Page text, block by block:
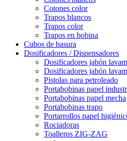
Cotones color
Trapos blancos
Trapos color
Trapos en bobina
Cubos de basura
Dosificadores / Dispensadores
Dosificadores jabón
Dosificadores jabón
Pistolas para petroleado
Portabobinas papel
Portabobinas papel mecha
Portabobinas trapo
Portarrollos papel
Rociadoras
Toalleros ZIG-ZAG